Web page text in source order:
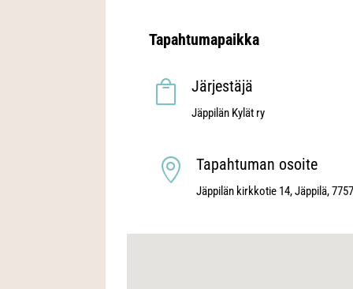
Tapahtumapaikka
 Järjestäjä
Jäppilän Kylät ry
 Tapahtuman osoite
Jäppilän kirkkotie 14, Jäppilä,